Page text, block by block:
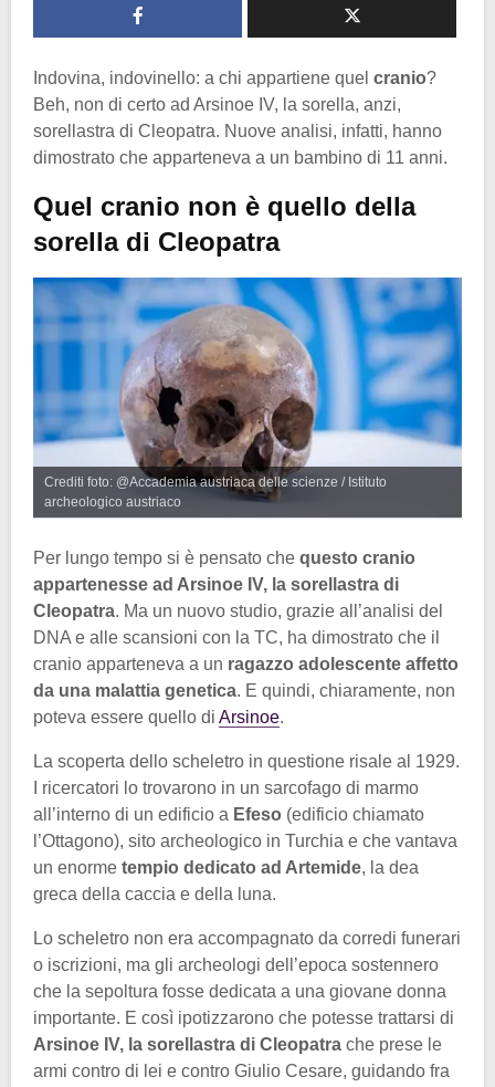
Indovina, indovinello: a chi appartiene quel cranio?
Beh, non di certo ad Arsinoe IV, la sorella, anzi,
sorellastra di Cleopatra. Nuove analisi, infatti, hanno
dimostrato che apparteneva a un bambino di 11 anni.
Quel cranio non è quello della
sorella di Cleopatra
Crediti foto: @Accademia austriaca delle scienze / Istituto
archeologico austriaco
Per lungo tempo si è pensato che questo cranio
appartenesse ad Arsinoe IV, la sorellastra di
Cleopatra. Ma un nuovo studio, grazie all’analisi del
DNA e alle scansioni con la TC, ha dimostrato che il
cranio apparteneva a un ragazzo adolescente affetto
da una malattia genetica. E quindi, chiaramente, non
poteva essere quello di Arsinoe.
La scoperta dello scheletro in questione risale al 1929.
I ricercatori lo trovarono in un sarcofago di marmo
all’interno di un edificio a Efeso (edificio chiamato
l’Ottagono), sito archeologico in Turchia e che vantava
un enorme tempio dedicato ad Artemide, la dea
greca della caccia e della luna.
Lo scheletro non era accompagnato da corredi funerari
o iscrizioni, ma gli archeologi dell’epoca sostennero
che la sepoltura fosse dedicata a una giovane donna
importante. E così ipotizzarono che potesse trattarsi di
Arsinoe IV, la sorellastra di Cleopatra che prese le
armi contro di lei e contro Giulio Cesare, guidando fra